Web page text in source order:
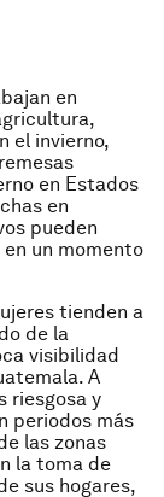
en
el invierno,
en Estados
en
pueden
un momento
tienden a
de la
visibilidad
A
riesgosa y
periodos más
las zonas
la toma de
sus hogares,